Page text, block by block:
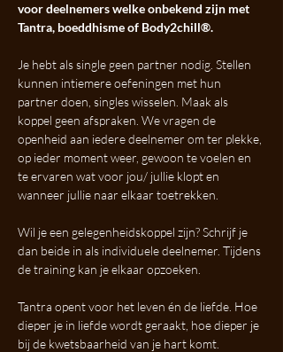
voor deelnemers welke onbekend zijn met
Tantra, boeddhisme of Body2chill®.
Je hebt als single geen partner nodig. Stellen
kunnen intiemere oefeningen met hun
partner doen, singles wisselen. Maak als
koppel geen afspraken. We vragen de
openheid aan iedere deelnemer om ter plekke,
op ieder moment weer, gewoon te voelen en
te ervaren wat voor jou/ jullie klopt en
wanneer jullie naar elkaar toetrekken.
Wil je een gelegenheidskoppel zijn? Schrijf je
dan beide in als individuele deelnemer. Tijdens
de training kan je elkaar opzoeken.
Tantra opent voor het leven én de liefde. Hoe
dieper je in liefde wordt geraakt, hoe dieper je
bij de kwetsbaarheid van je hart komt.